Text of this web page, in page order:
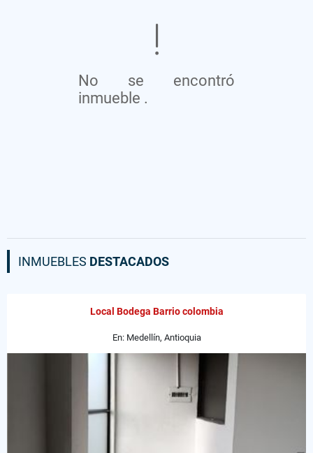
No se encontró
inmueble .
INMUEBLES DESTACADOS
Local Bodega Barrio colombia
En: Medellín, Antioquia